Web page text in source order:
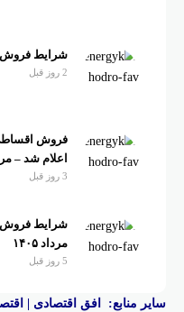
شرایط فروش
2 روز قبل
اعلام شد – مرداد
3 روز قبل
شرایط فروش
مرداد ۱۴۰۵
5 روز قبل
سایر منابع: افق اقتصادی